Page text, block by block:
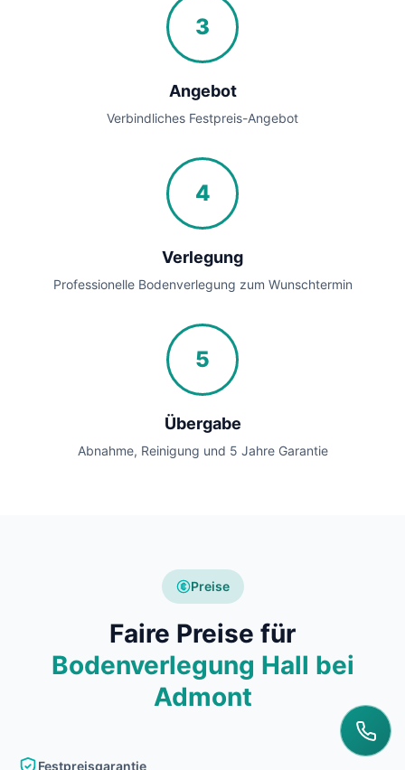
3
Angebot
Verbindliches Festpreis-Angebot
4
Verlegung
Professionelle Bodenverlegung zum Wunschtermin
5
Übergabe
Abnahme, Reinigung und 5 Jahre Garantie
Preise
Faire Preise für
Bodenverlegung Hall bei
Admont
Festpreisgarantie